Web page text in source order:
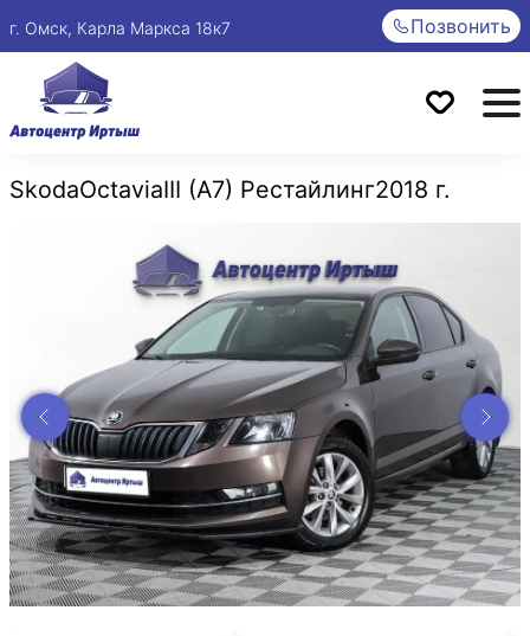
г. Омск, Карла Маркса 18к7 Позвонить
SkodaOctaviaIII (A7) Рестайлинг2018 г.